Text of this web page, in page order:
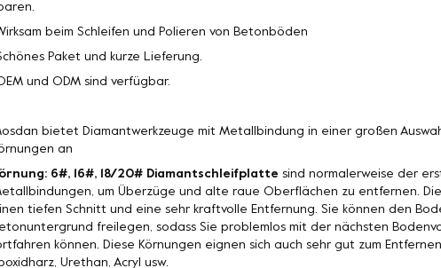
beim Schleifen und Polieren von Betonböden
Paket und kurze Lieferung.
und ODM sind verfügbar.
bietet Diamantwerkzeuge mit Metallbindung in einer großen
an
6#, 16#, 18/20# Diamantschleifplatte sind normalerweise der
um Überzüge und alte raue Oberflächen zu entfernen.
tiefen Schnitt und eine sehr kraftvolle Entfernung. Sie können den
freilegen, sodass Sie problemlos mit der nächsten
können. Diese Körnungen eignen sich auch sehr gut zum
Urethan, Acryl usw.